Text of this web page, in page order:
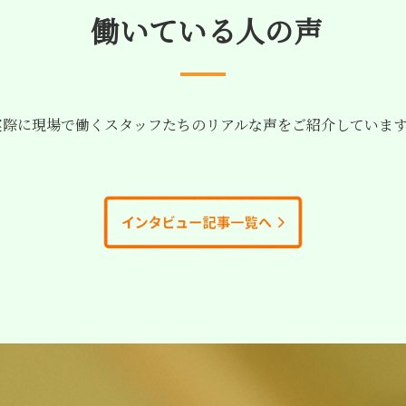
働いている人の声
に現場で働くスタッフたちのリアルな声をご紹介していま